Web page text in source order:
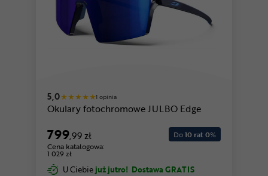
5,0 1 opinia
Okulary fotochromowe JULBO Edge
799,99 zł
Cena katalogowa:
1 029 zł
Do10 rat 0%
U Ciebie już jutro! Dostawa GRATIS